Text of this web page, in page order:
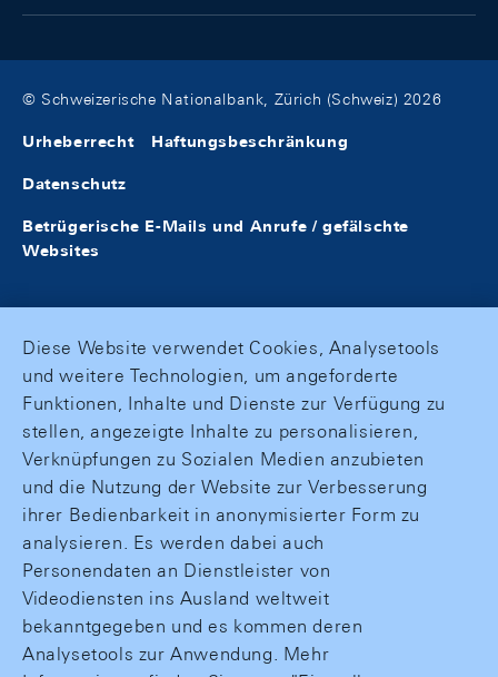
© Schweizerische Nationalbank, Zürich (Schweiz) 2026
Urheberrecht Haftungsbeschränkung
Datenschutz
Betrügerische E-Mails und Anrufe / gefälschte
Websites
Diese Website verwendet Cookies, Analysetools
und weitere Technologien, um angeforderte
Funktionen, Inhalte und Dienste zur Verfügung zu
stellen, angezeigte Inhalte zu personalisieren,
Verknüpfungen zu Sozialen Medien anzubieten
und die Nutzung der Website zur Verbesserung
ihrer Bedienbarkeit in anonymisierter Form zu
analysieren. Es werden dabei auch
Personendaten an Dienstleister von
Videodiensten ins Ausland weltweit
bekanntgegeben und es kommen deren
Analysetools zur Anwendung. Mehr